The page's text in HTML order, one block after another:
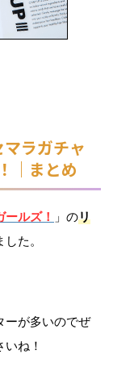
マラガチャ
｜まとめ
ルズ！ 」のリ
た。
ーが多いのでぜ
ね！